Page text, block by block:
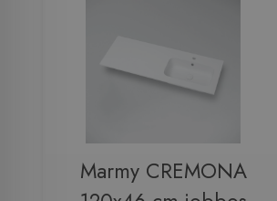
Marmy CREMONA